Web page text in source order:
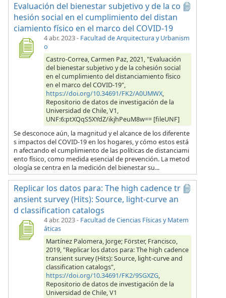
Evaluación del bienestar subjetivo y de la co
hesión social en el cumplimiento del distan
ciamiento físico en el marco del COVID-19
4 abr. 2023- Facultad de Arquitectura y Urbanism
o
Castro-Correa, Carmen Paz, 2021, "Evaluación
del bienestar subjetivo y de la cohesión social
en el cumplimiento del distanciamiento físico
en el marco del COVID-19",
https://doi.org/10.34691/FK2/A0UMWX,
Repositorio de datos de investigación de la
Universidad de Chile, V1,
UNF:6:ptXQqS5XYdZ/ikjhPeuM8w== [fileUNF]
Se desconoce aún, la magnitud y el alcance de los diferente
s impactos del COVID-19 en los hogares, y cómo estos está
n afectando el cumplimiento de las políticas de distanciami
ento físico, como medida esencial de prevención. La metod
ología se centra en la medición del bienestar su...
Replicar los datos para: The high cadence tr
ansient survey (Hits): Source, light-curve an
d classification catalogs
4 abr. 2023- Facultad de Ciencias Físicas y Matem
áticas
Martínez Palomera, Jorge; Förster, Francisco,
2019, "Replicar los datos para: The high cadence
transient survey (Hits): Source, light-curve and
classification catalogs",
https://doi.org/10.34691/FK2/9SGXZG,
Repositorio de datos de investigación de la
Universidad de Chile, V1